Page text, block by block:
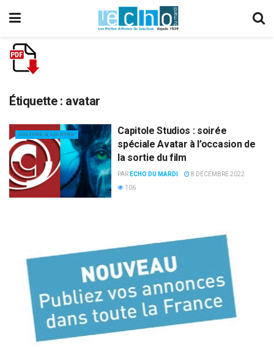
Étiquette : avatar
CULTURE & LOISIRS
Capitole Studios : soirée
spéciale Avatar à l’occasion de
la sortie du film
PAR ECHO DU MARDI
8 DÉCEMBRE 2022
106